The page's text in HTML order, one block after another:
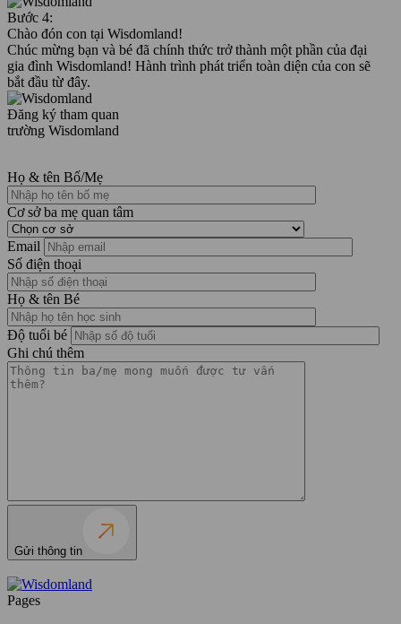
Bước 4:
Chào đón con tại Wisdomland!
Chúc mừng bạn và bé đã chính thức trở thành một phần của đại
gia đình Wisdomland! Hành trình phát triển toàn diện của con sẽ
bắt đầu từ đây.
Đăng ký tham quan
trường Wisdomland
Họ & tên Bố/Mẹ
Cơ sở ba mẹ quan tâm
Email
Số điện thoại
Họ & tên Bé
Độ tuổi bé
Ghi chú thêm
Gửi thông tin
Pages